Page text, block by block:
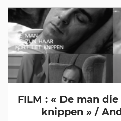
FILM : « De man
knippen » /